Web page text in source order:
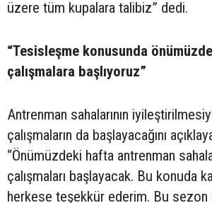
üzere tüm kupalara talibiz” dedi.
“Tesisleşme konusunda
çalışmalara başlıyoruz”
Antrenman sahalarının
çalışmaların da başlayacağını
“Önümüzdeki hafta antrenman
çalışmaları başlayacak. Bu konuda
herkese teşekkür ederim. Bu sezon